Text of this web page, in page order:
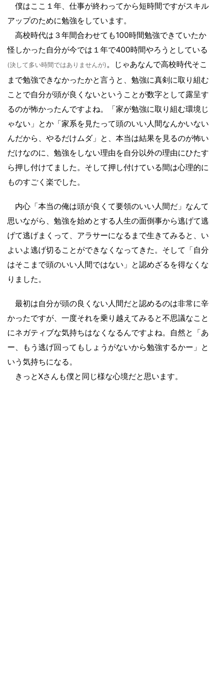
僕はここ１年、仕事が終わってから短時間ですがスキル
アップのために勉強をしています。
高校時代は３年間合わせても100時間勉強できていたか
怪しかった自分が今では１年で400時間やろうとしている
(決して多い時間ではありませんが) 。じゃあなんで高校時代そこ
まで勉強できなかったかと言うと、勉強に真剣に取り組む
ことで自分が頭が良くないということが数字として露呈す
るのが怖かったんですよね。「家が勉強に取り組む環境じ
ゃない」とか「家系を見たって頭のいい人間なんかいない
んだから、やるだけムダ」と、本当は結果を見るのが怖い
だけなのに、勉強をしない理由を自分以外の理由にひたす
ら押し付けてました。そして押し付けている間は心理的に
ものすごく楽でした。
内心「本当の俺は頭が良くて要領のいい人間だ」なんて
思いながら、勉強を始めとする人生の面倒事から逃げて逃
げて逃げまくって、アラサーになるまで生きてみると、い
よいよ逃げ切ることができなくなってきた。そして「自分
はそこまで頭のいい人間ではない」と認めざるを得なくな
りました。
最初は自分が頭の良くない人間だと認めるのは非常に辛
かったですが、一度それを乗り越えてみると不思議なこと
にネガティブな気持ちはなくなるんですよね。自然と「あ
ー、もう逃げ回ってもしょうがないから勉強するかー」と
いう気持ちになる。
きっとXさんも僕と同じ様な心境だと思います。